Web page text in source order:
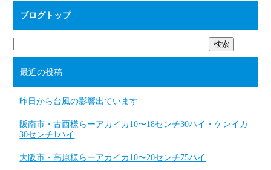
ブログトップ
最近の投稿
昨日から台風の影響出ています
阪南市・古西様らーアカイカ10〜18センチ30ハイ・ケンイカ
30センチ1ハイ
大阪市・高原様らーアカイカ10〜20センチ75ハイ